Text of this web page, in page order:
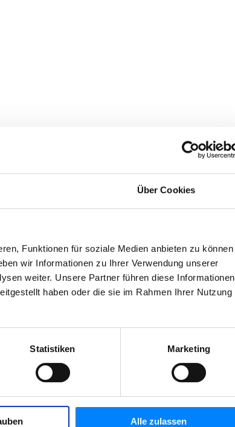
Über Cookies
Funktionen für soziale Medien anbieten zu können
wir Informationen zu Ihrer Verwendung unserer
weiter. Unsere Partner führen diese Informationen
haben oder die sie im Rahmen Ihrer Nutzung
Statistiken Marketing
Alle zulassen